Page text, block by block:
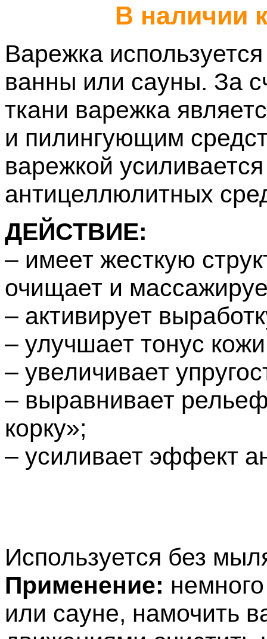
В наличии
Варежка
ванны или сауны. За
ткани варежка
и пилингующим
варежкой
антицеллюлитных
ДЕЙСТВИЕ:
– имеет жесткую
очищает и
– активирует
– улучшает тонус
– увеличивает
– выравнивает
корку»;
– усиливает эффект
Используется без
Применение:
или сауне, намочить